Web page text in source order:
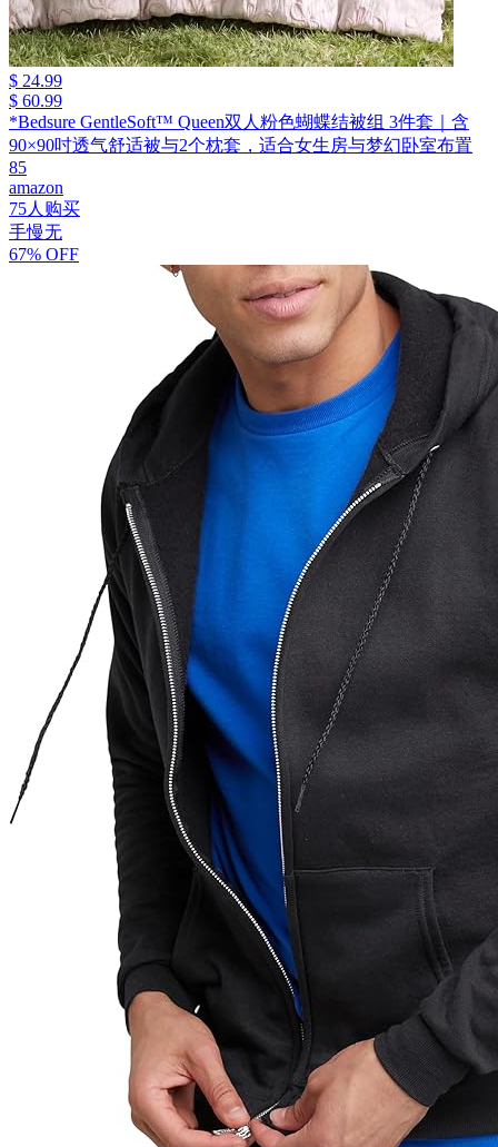
$ 24.99
$ 60.99
*Bedsure GentleSoft™ Queen双人粉色蝴蝶结被组 3件套｜含
90×90吋透气舒适被与2个枕套，适合女生房与梦幻卧室布置
85
amazon
75人购买
手慢无
67% OFF